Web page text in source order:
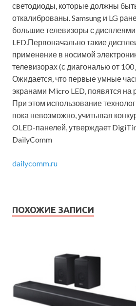
светодиоды, которые должны
откалиброваны. Samsung и LG
большие телевизоры с
LED.Первоначально такие
применение в носимой
телевизорах (с диагональю от
Ожидается, что первые умные
экранами Micro LED, появятся на
При этом использование
пока невозможно, учитывая
OLED-панелей, утверждает
DailyComm
dailycomm.ru
ПОХОЖИЕ ЗАПИСИ